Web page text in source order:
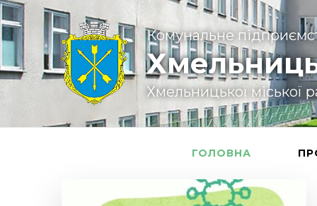
Комунальне
Хмельницької міської
ГОЛОВНА